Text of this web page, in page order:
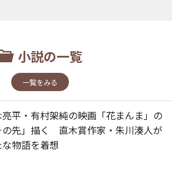
小説の一覧
一覧をみる
亮平・有村架純の映画「花まんま」の
の先」描く 直木賞作家・朱川湊人が
物語を着想